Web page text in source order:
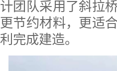
计团队采用了斜拉
更节约材料，更适
利完成建造。